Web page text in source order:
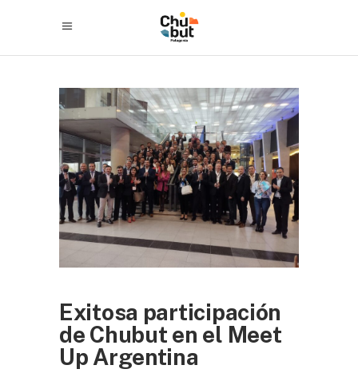
Exitosa participación
de Chubut en el Meet
Up Argentina